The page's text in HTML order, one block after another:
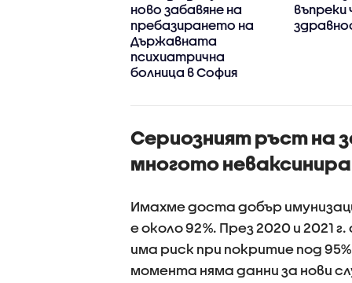
ново забавяне на
пребазирането на
Държавната
психиатрична
болница в София
въпреки
Сериозният ръст на
многото
Имахме доста добър
е около 92%. През 2020 и 2021
има риск при покритие под
момента няма данни за нови